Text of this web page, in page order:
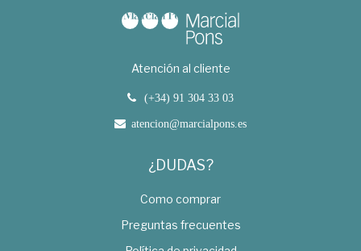
Atención al cliente
(+34) 91 304 33 03
atencion@marcialpons.es
¿DUDAS?
Como comprar
Preguntas frecuentes